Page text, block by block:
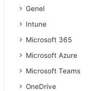
Genel
Intune
Microsoft 365
Microsoft Azure
Microsoft Teams
OneDrive